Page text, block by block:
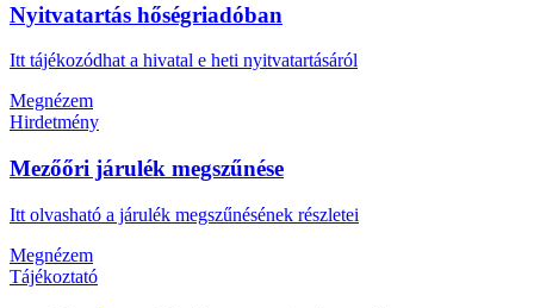
Nyitvatartás hőségriadóban
Itt tájékozódhat a hivatal e heti nyitvatartásáról
Megnézem
Hirdetmény
Mezőőri járulék megszűnése
Itt olvasható a járulék megszűnésének részletei
Megnézem
Tájékoztató